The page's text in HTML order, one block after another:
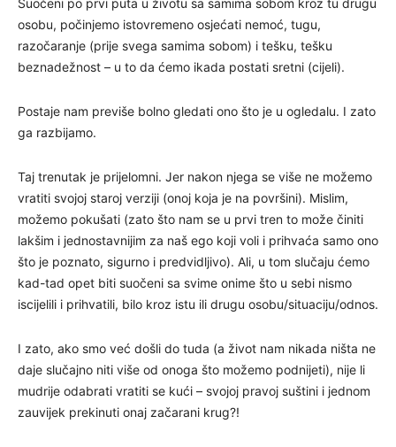
Suočeni po prvi puta u životu sa samima sobom kroz tu drugu
osobu, počinjemo istovremeno osjećati nemoć, tugu,
razočaranje (prije svega samima sobom) i tešku, tešku
beznadežnost – u to da ćemo ikada postati sretni (cijeli).
Postaje nam previše bolno gledati ono što je u ogledalu. I zato
ga razbijamo.
Taj trenutak je prijelomni. Jer nakon njega se više ne možemo
vratiti svojoj staroj verziji (onoj koja je na površini). Mislim,
možemo pokušati (zato što nam se u prvi tren to može činiti
lakšim i jednostavnijim za naš ego koji voli i prihvaća samo ono
što je poznato, sigurno i predvidljivo). Ali, u tom slučaju ćemo
kad-tad opet biti suočeni sa svime onime što u sebi nismo
iscijelili i prihvatili, bilo kroz istu ili drugu osobu/situaciju/odnos.
I zato, ako smo već došli do tuda (a život nam nikada ništa ne
daje slučajno niti više od onoga što možemo podnijeti), nije li
mudrije odabrati vratiti se kući – svojoj pravoj suštini i jednom
zauvijek prekinuti onaj začarani krug?!